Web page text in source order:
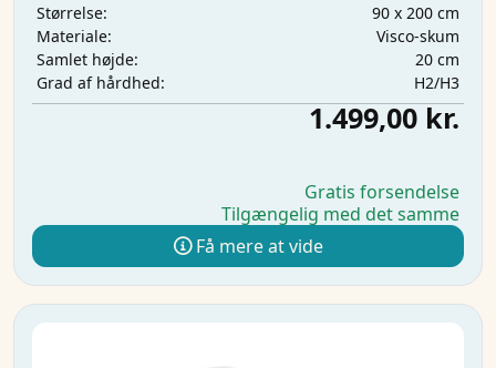
Størrelse:
90 x 200 cm
Materiale:
Visco-skum
Samlet højde:
20 cm
Grad af hårdhed:
H2/H3
1.499,00 kr.
Gratis forsendelse
Tilgængelig med det samme
Få mere at vide